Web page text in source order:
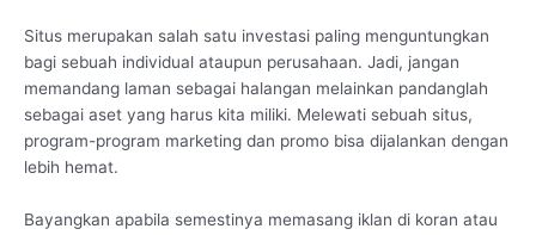
Situs merupakan salah satu investasi paling menguntungkan
bagi sebuah individual ataupun perusahaan. Jadi, jangan
memandang laman sebagai halangan melainkan pandanglah
sebagai aset yang harus kita miliki. Melewati sebuah situs,
program-program marketing dan promo bisa dijalankan dengan
lebih hemat.
Bayangkan apabila semestinya memasang iklan di koran atau